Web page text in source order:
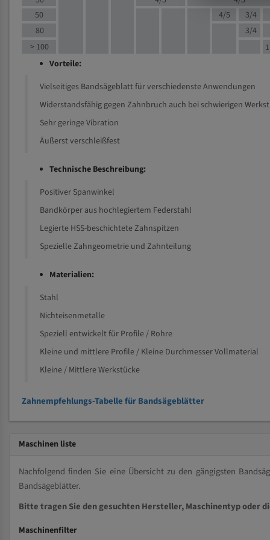
50
4/5 3/4
80
3/4
> 100
Vorteile:
Vielseitiges Bandsägeblatt für verschiedenste Anwendungen
Widerstandsfähig gegen Zahnbruch auch bei schwierigen
Sehr geringe Vibration
Äußerst verschleißfest
Technische Beschreibung:
Positiver Spanwinkel
Bandkörper aus hochlegiertem Federstahl
Legierte HSS-beschichtete Zahnspitzen
Spezielle Zahngeometrie und Zahnteilung
Materialien:
Stahl
Nichteisenmetalle
Speziell entwickelt für Profile / Rohre
Kleine und mittlere Profile / Kleine Durchmesser Vollmaterial
Kleine / Mittlere Werkstücke
Zahnempfehlungs-Tabelle für Bandsägeblätter
Maschinen liste
Nachfolgend finden Sie eine Übersicht zu den gängigsten
Bandsägeblätter.
Bitte tragen Sie den gesuchten Hersteller, Maschinentyp oder
Maschinenfilter